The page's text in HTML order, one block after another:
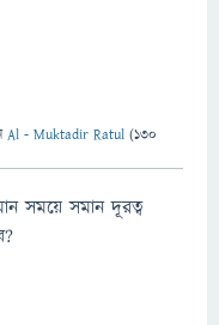
Al - Muktadir Ratul (130
সময়ে সমান দূরত্ব